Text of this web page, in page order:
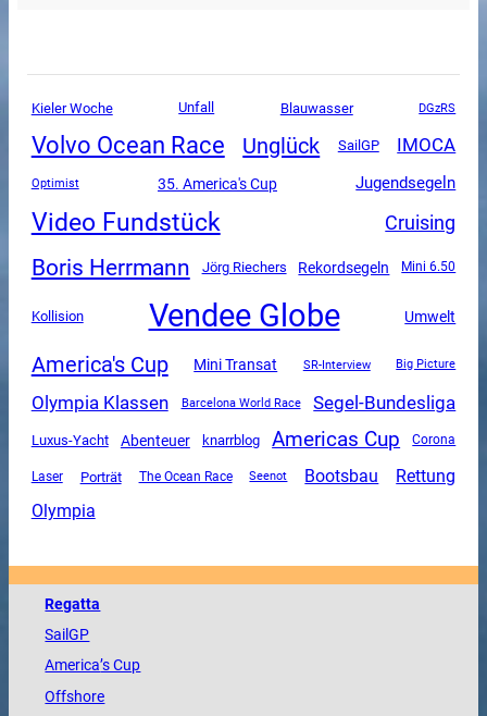
Kieler Woche Unfall Blauwasser DGzRS
Volvo Ocean Race Unglück SailGP IMOCA
Optimist 35. America's Cup Jugendsegeln
Video Fundstück Cruising
Boris Herrmann Jörg Riechers Rekordsegeln Mini 6.50
Kollision Vendee Globe Umwelt
America's Cup Mini Transat SR-Interview Big Picture
Olympia Klassen Barcelona World Race Segel-Bundesliga
Luxus-Yacht Abenteuer knarrblog Americas Cup Corona
Laser Porträt The Ocean Race Seenot Bootsbau
Rettung
Olympia
Regatta
SailGP
America’s Cup
Offshore